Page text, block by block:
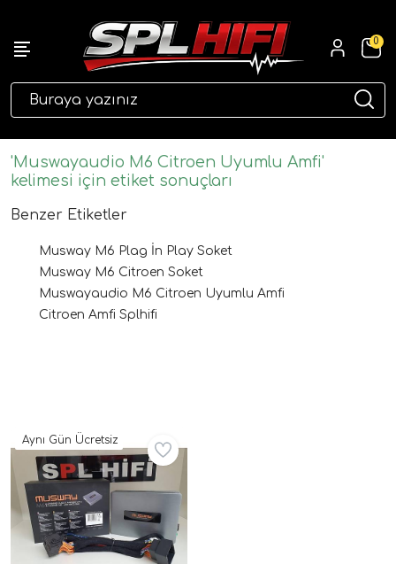
0
'Muswayaudio M6 Citroen Uyumlu Amfi'
kelimesi için etiket sonuçları
Benzer Etiketler
Musway M6 Plag İn Play Soket
Musway M6 Citroen Soket
Muswayaudio M6 Citroen Uyumlu Amfi
Citroen Amfi Splhifi
Aynı Gün Ücretsiz